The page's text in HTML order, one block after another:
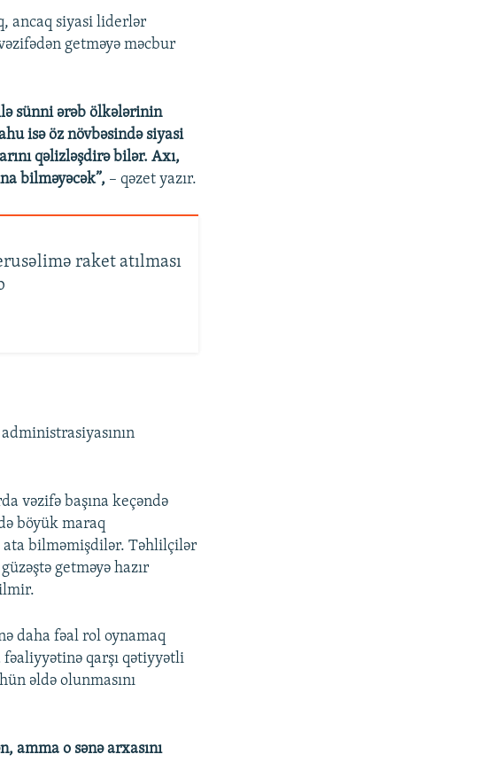
ancaq siyasi liderlər
getməyə məcbur
sünni ərəb ölkələrinin
isə öz növbəsində siyasi
qəlizləşdirə bilər. Axı,
bilməyəcək”, – qəzet yazır.
raket atılması
vəzifə başına keçəndə
böyük maraq
ata bilməmişdilər. Təhlilçilər
getməyə hazır
daha fəal rol oynamaq
fəaliyyətinə qarşı qətiyyətli
əldə olunmasını
amma o sənə arxasını